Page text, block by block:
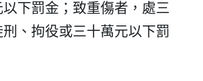
下罰金；致重傷者，處三
、拘役或三十萬元以下罰